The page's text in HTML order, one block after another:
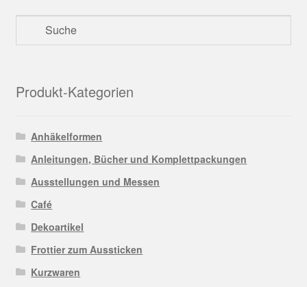
Produkt-Kategorien
Anhäkelformen
Anleitungen, Bücher und Komplettpackungen
Ausstellungen und Messen
Café
Dekoartikel
Frottier zum Aussticken
Kurzwaren